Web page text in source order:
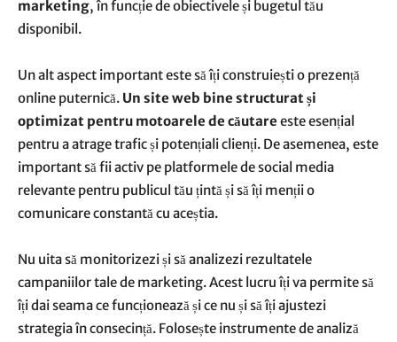
marketing, în funcție de obiectivele și bugetul tău
disponibil.
Un alt aspect important este să îți construiești o prezență
online puternică. Un site web bine structurat și
optimizat pentru motoarele de căutare este esențial
pentru a atrage trafic și potențiali clienți. De asemenea, este
important să fii activ pe platformele de social media
relevante pentru publicul tău țintă și să îți menții o
comunicare constantă cu aceștia.
Nu uita să monitorizezi și să analizezi rezultatele
campaniilor tale de marketing. Acest lucru îți va permite să
îți dai seama ce funcționează și ce nu și să îți ajustezi
strategia în consecință. Folosește instrumente de analiză